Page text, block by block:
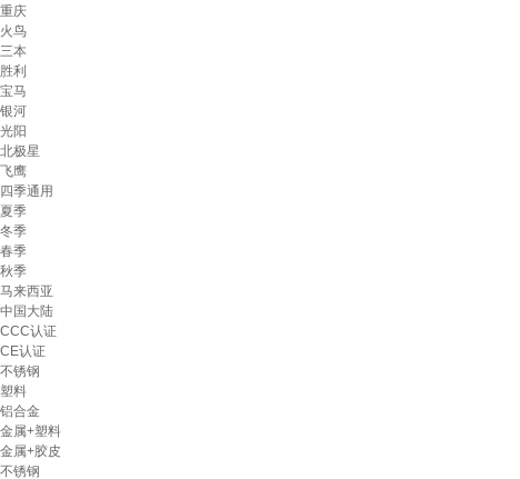
重庆
火鸟
三本
胜利
宝马
银河
光阳
北极星
飞鹰
四季通用
夏季
冬季
春季
秋季
马来西亚
中国大陆
CCC认证
CE认证
不锈钢
塑料
铝合金
金属+塑料
金属+胶皮
不锈钢